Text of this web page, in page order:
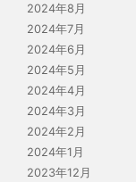
2024年8月
2024年7月
2024年6月
2024年5月
2024年4月
2024年3月
2024年2月
2024年1月
2023年12月